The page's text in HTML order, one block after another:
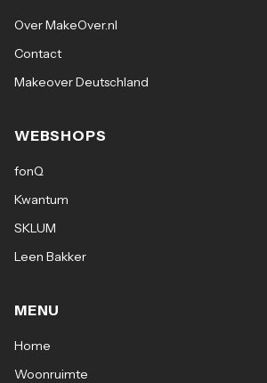
Over MakeOver.nl
Contact
Makeover Deutschland
WEBSHOPS
fonQ
Kwantum
SKLUM
Leen Bakker
MENU
Home
Woonruimte